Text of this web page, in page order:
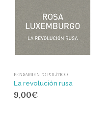
PENSAMIENTO POLÍTICO
La revolución rusa
9,00€